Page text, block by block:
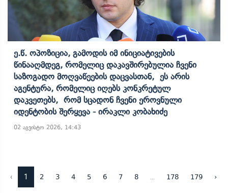
Ე.წ. Ოპოზიცია, Გამოდის Იმ Ინიციატივების
Წინააღმდეგ, Რომელიც Დაკავშირებულია Ჩვენი
Საზოგადო Მოღვაწეების Დაცვასთან, Ეს Არის
Აგენტურა, Რომელიც Იღებს Კონკრეტულ
Დაკვეთებს, Რომ Სცადონ Ჩვენი Ეროვნული
Იდენტობის Შერყევა - Ირაკლი Კობახიძე
02 აგვისტო 2026, 14:43
‹ 1 2 3 4 5 6 7 8 178 179 ›